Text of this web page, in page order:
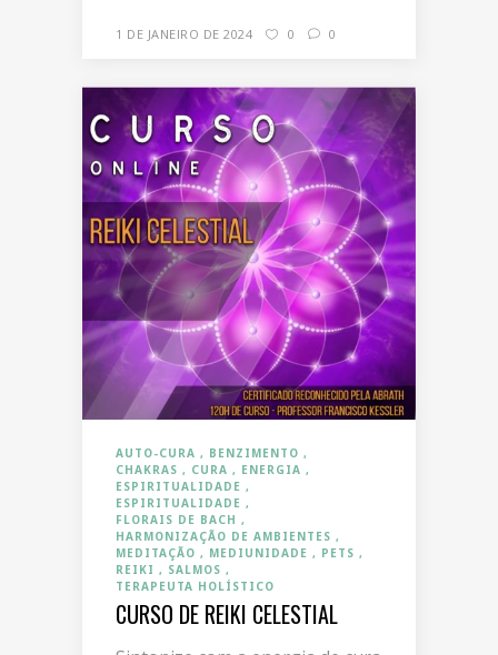
1 DE JANEIRO DE 2024 0 0
AUTO-CURA
BENZIMENTO
CHAKRAS
CURA
ENERGIA
ESPIRITUALIDADE
ESPIRITUALIDADE
FLORAIS DE BACH
HARMONIZAÇÃO DE AMBIENTES
MEDITAÇÃO
MEDIUNIDADE
PETS
REIKI
SALMOS
TERAPEUTA HOLÍSTICO
CURSO DE REIKI CELESTIAL